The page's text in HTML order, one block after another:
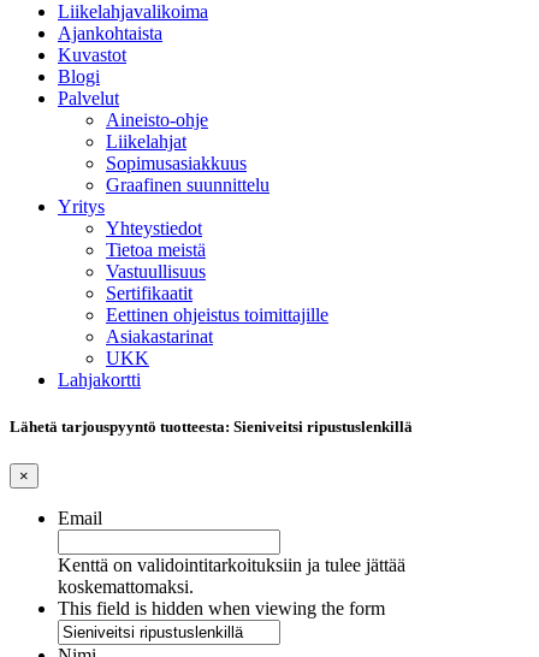
Liikelahjavalikoima
Ajankohtaista
Kuvastot
Blogi
Palvelut
Aineisto-ohje
Liikelahjat
Sopimusasiakkuus
Graafinen suunnittelu
Yritys
Yhteystiedot
Tietoa meistä
Vastuullisuus
Sertifikaatit
Eettinen ohjeistus toimittajille
Asiakastarinat
UKK
Lahjakortti
Lähetä tarjouspyyntö tuotteesta: Sieniveitsi ripustuslenkillä
×
Email
Kenttä on validointitarkoituksiin ja tulee jättää
koskemattomaksi.
This field is hidden when viewing the form